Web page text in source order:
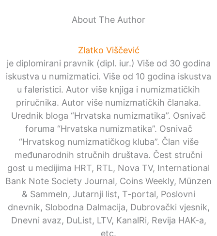
About The Author
Zlatko Viščević
je diplomirani pravnik (dipl. iur.) Više od 30 godina
iskustva u numizmatici. Više od 10 godina iskustva
u faleristici. Autor više knjiga i numizmatičkih
priručnika. Autor više numizmatičkih članaka.
Urednik bloga “Hrvatska numizmatika”. Osnivač
foruma “Hrvatska numizmatika”. Osnivač
“Hrvatskog numizmatičkog kluba”. Član više
međunarodnih stručnih društava. Čest stručni
gost u medijima HRT, RTL, Nova TV, International
Bank Note Society Journal, Coins Weekly, Münzen
& Sammeln, Jutarnji list, T-portal, Poslovni
dnevnik, Slobodna Dalmacija, Dubrovački vjesnik,
Dnevni avaz, DuList, LTV, KanalRi, Revija HAK-a,
etc.